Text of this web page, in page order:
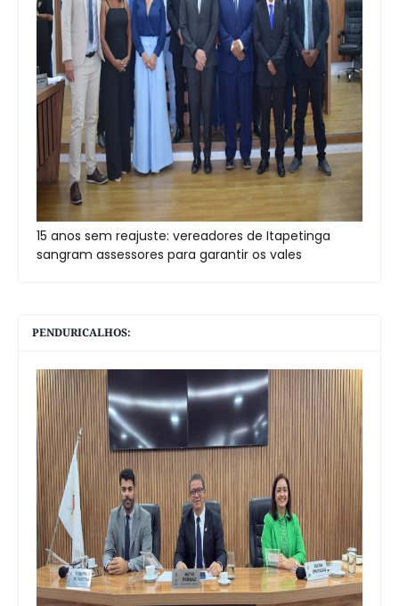
15 anos sem reajuste: vereadores de Itapetinga
sangram assessores para garantir os vales
PENDURICALHOS: